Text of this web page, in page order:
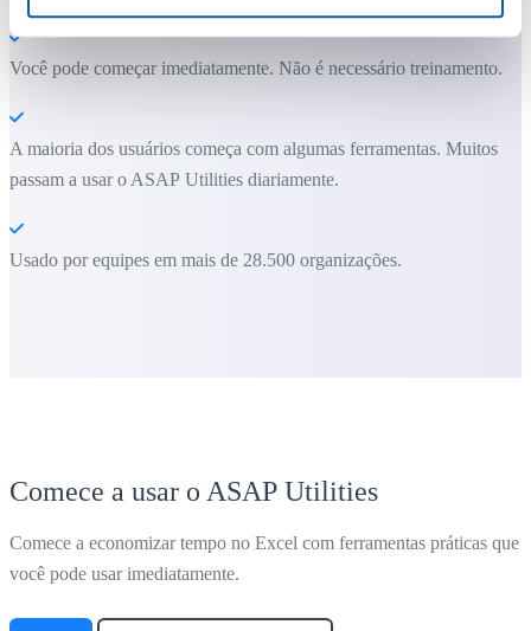
Você pode começar imediatamente. Não é necessário treinamento.
A maioria dos usuários começa com algumas ferramentas. Muitos
passam a usar o ASAP Utilities diariamente.
Usado por equipes em mais de 28.500 organizações.
Comece a usar o ASAP Utilities
Comece a economizar tempo no Excel com ferramentas práticas que
você pode usar imediatamente.